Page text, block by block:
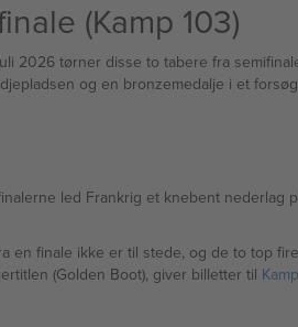
(Kamp 103)
2026 tørner disse to tabere fra
og en bronzemedalje i et
led Frankrig et knebent nederlag
finale ikke er til stede, og de to top
(Golden Boot), giver billetter til